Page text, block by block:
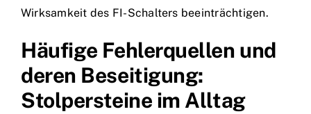
Wirksamkeit des FI-Schalters beeinträchtigen.
Häufige Fehlerquellen und
deren Beseitigung:
Stolpersteine im Alltag